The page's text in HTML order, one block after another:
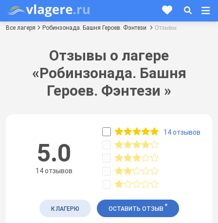
Все лагеря Робинзонада. Башня Героев. Фэнтези Отзывы
Отзывы о лагере
«Робинзонада. Башня
Героев. Фэнтези »
5.0
14 отзывов
14 отзывов
К ЛАГЕРЮ ОСТАВИТЬ ОТЗЫВ *